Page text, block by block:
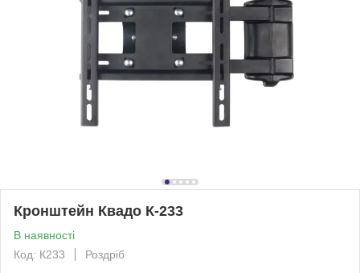
Кронштейн Квадо К-233
В наявності
Код: К233
Роздріб